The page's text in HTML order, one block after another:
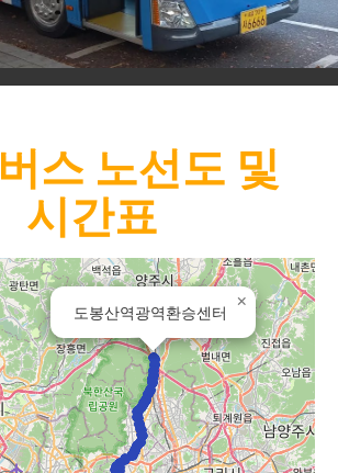
버스 노선도 및
시간표
도봉산역광역환승센터
×